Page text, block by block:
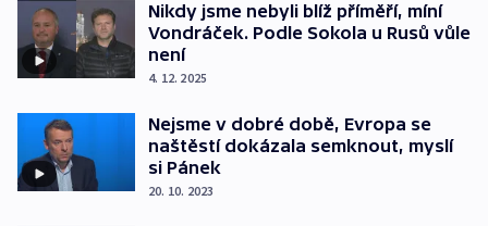
Nikdy jsme nebyli blíž příměří, míní
Vondráček. Podle Sokola u Rusů vůle
není
4. 12. 2025
Nejsme v dobré době, Evropa se
naštěstí dokázala semknout, myslí
si Pánek
20. 10. 2023